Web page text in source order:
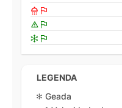
LEGENDA
Geada